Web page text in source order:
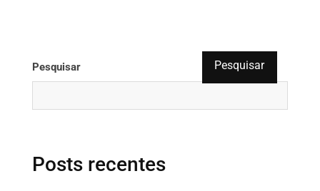
Pesquisar Pesquisar
Posts recentes